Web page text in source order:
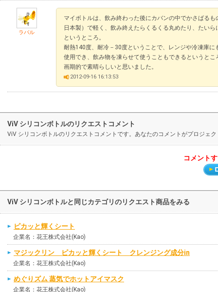
ラバル
マイボトルは、飲み終わった後にカバンの中でかさばる
日本製）で軽く、飲み終えたらくるくる丸めたり、たい
というところ。
耐熱140度、耐冷－30度ということで、レンジや冷凍庫に
使用でき、飲み物を凍らせて使うこともできるというとこ
画期的で素晴らしいと思いました。
2012-09-16 16:13:53
ViV シリコンボトルのリクエストコメント
ViV シリコンボトルのリクエストコメントです。あなたのコメントがプロジェ
コメント
ViV シリコンボトルと同じカテゴリのリクエスト商品をみる
ピカッと輝くシート
企業名：花王株式会社(Kao)
マジックリン ピカッと輝くシート クレンジング成分in
企業名：花王株式会社(Kao)
めぐりズム 蒸気でホットアイマスク
企業名：花王株式会社(Kao)